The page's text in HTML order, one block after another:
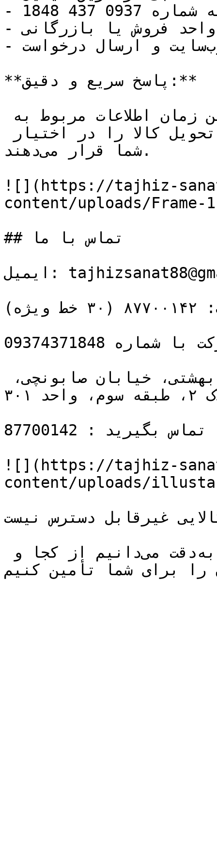
- ارسال پیام در واتساپ به شماره 0937 437 1848
- تماس تلفنی مستقیم با واحد فروش یا بازرگانی
- تکمیل فرم تماس موجود در وب‌سایت و ارسال درخواست
**پاسخ سریع و دقیق:**
شما قرار می‌دهند.
![](https://tajhiz-
content/uploads/Frame-
## تماس با ما
ایمیل: tajhizsanat88@gmail.com
تلفن ثابت: ۸۷۷۰۰۱۴۲ (۳۰ خط ویژه)
ارسال درخواست به واتساپ شرکت با شماره 09374371848
کوچه ادایی، پلاک ۲، طبقه سوم، واحد ۳۰۱
تماس بگیرید : 87700142
![](https://tajhiz-
content/uploads/
غیرقابل دسترس نیست.